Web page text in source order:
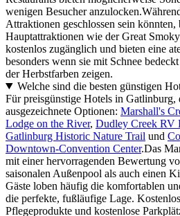
wenigen Besucher
Attraktionen geschlossen sein könnten,
Hauptattraktionen wie der Great
kostenlos zugänglich und bieten eine
besonders wenn sie mit Schnee
der Herbstfarben zeigen.
Welche sind die besten günstigen
Für preisgünstige Hotels in Gatlinburg,
ausgezeichnete Optionen: Marshall's
Lodge on the River, Dudley Creek RV
Gatlinburg Historic Nature Trail und
Downtown-Convention Center.Das
mit einer hervorragenden Bewertung
saisonalen Außenpool als auch einen
Gäste loben häufig die komfortablen
die perfekte, fußläufige Lage.
Pflegeprodukte und kostenlose